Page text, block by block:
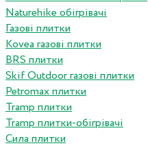
Naturehike обігрівачі
Газові плитки
Kovea газові плитки
BRS плитки
Skif Outdoor газові плитки
Petromax плитки
Tramp плитки
Tramp плитки-обігрівачі
Сила плитки